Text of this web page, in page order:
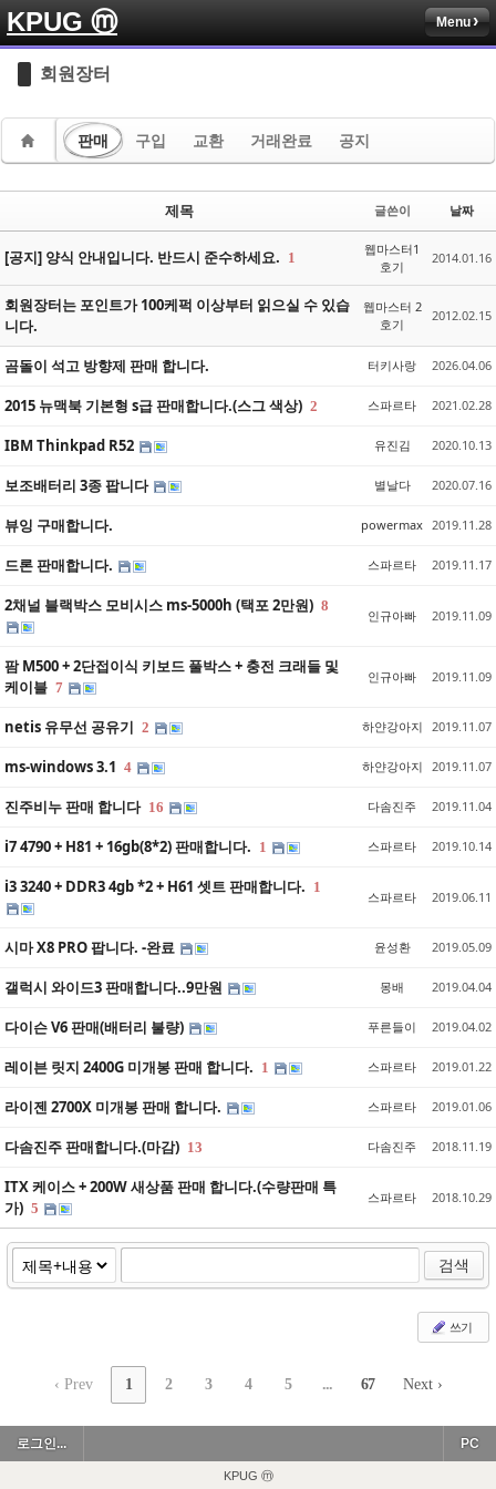
KPUG ⓜ Menu
회원장터
판매 구입 교환 거래완료 공지
제목 글쓴이 날짜
[공지] 양식 안내입니다. 반드시 준수하세요. 1
웹마스터1
호기
2014.01.16
회원장터는 포인트가 100케퍽 이상부터 읽으실 수 있습
니다.
웹마스터 2
호기
2012.02.15
곰돌이 석고 방향제 판매 합니다. 터키사랑 2026.04.06
2015 뉴맥북 기본형 s급 판매합니다.(스그 색상) 2 스파르타 2021.02.28
IBM Thinkpad R52 유진김 2020.10.13
보조배터리 3종 팝니다 별날다 2020.07.16
뷰잉 구매합니다. powermax 2019.11.28
드론 판매합니다. 스파르타 2019.11.17
2채널 블랙박스 모비시스 ms-5000h (택포 2만원) 8
인규아빠 2019.11.09
팜 M500 + 2단접이식 키보드 풀박스 + 충전 크래들 및
케이블 7
인규아빠 2019.11.09
netis 유무선 공유기 2 하얀강아지 2019.11.07
ms-windows 3.1 4 하얀강아지 2019.11.07
진주비누 판매 합니다 16 다솜진주 2019.11.04
i7 4790 + H81 + 16gb(8*2) 판매합니다. 1 스파르타 2019.10.14
i3 3240 + DDR3 4gb *2 + H61 셋트 판매합니다. 1
스파르타 2019.06.11
시마 X8 PRO 팝니다. -완료 윤성환 2019.05.09
갤럭시 와이드3 판매합니다..9만원 몽배 2019.04.04
다이슨 V6 판매(배터리 불량) 푸른들이 2019.04.02
레이븐 릿지 2400G 미개봉 판매 합니다. 1 스파르타 2019.01.22
라이젠 2700X 미개봉 판매 합니다. 스파르타 2019.01.06
다솜진주 판매합니다.(마감) 13 다솜진주 2018.11.19
ITX 케이스 + 200W 새상품 판매 합니다.(수량판매 특
가) 5
스파르타 2018.10.29
검색
쓰기
‹ Prev 1 2 3 4 5 ... 67 Next ›
Sketchbook5, 스케치북5
Sketchbook5, 스케치북5
Sketchbook5, 스케치북5
Sketchbook5, 스케치북5
로그인... PC
KPUG ⓜ